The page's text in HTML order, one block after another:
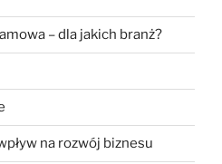
– dla jakich branż?
na rozwój biznesu